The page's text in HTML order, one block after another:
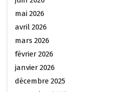
mai 2026
avril 2026
mars 2026
février 2026
janvier 2026
décembre 2025